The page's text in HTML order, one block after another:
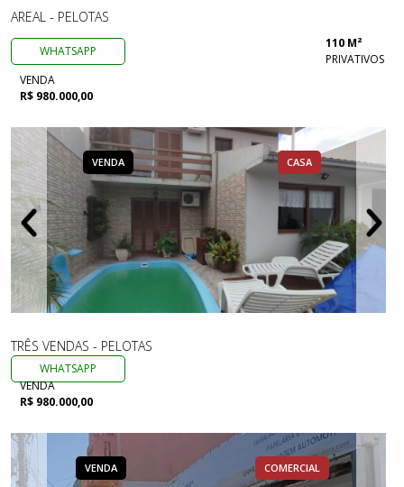
AREAL - PELOTAS
WHATSAPP
110 M²
PRIVATIVOS
VENDA
R$ 980.000,00
VENDA CASA
TRÊS VENDAS - PELOTAS
WHATSAPP
VENDA
R$ 980.000,00
VENDA COMERCIAL